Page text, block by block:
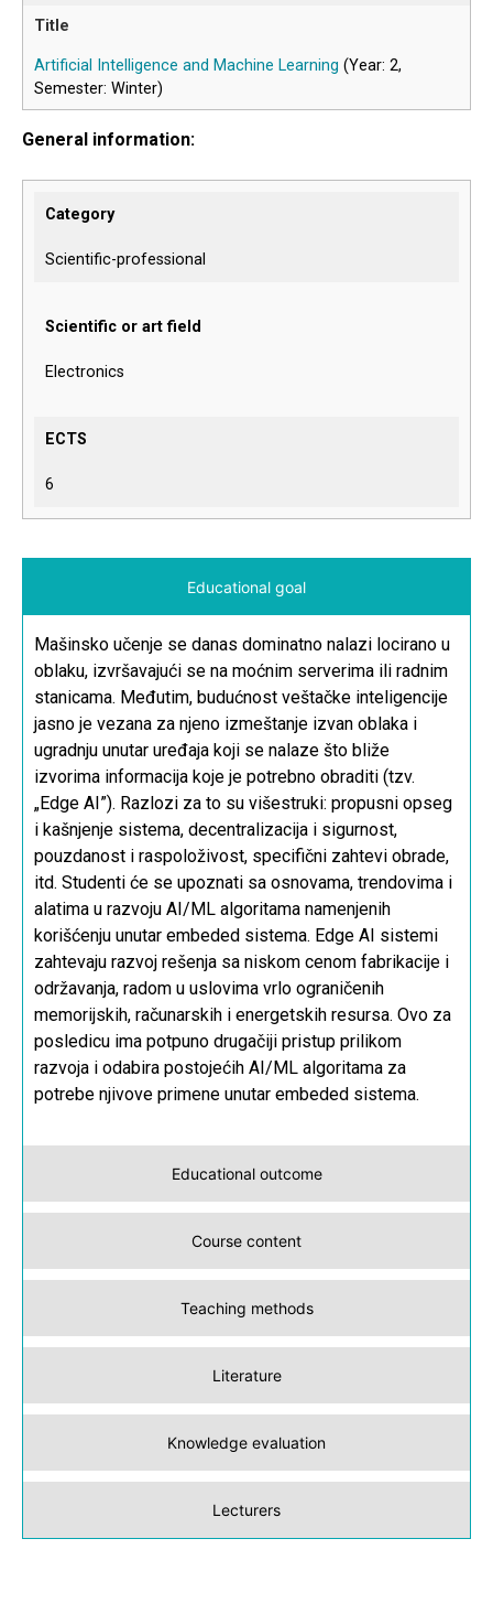
Artificial Intelligence and Machine Learning (Year: 2,
Semester: Winter)
General information:
Category
Scientific-professional
Scientific or art field
Electronics
ECTS
6
Educational goal
Educational outcome
Course content
Teaching methods
Literature
Knowledge evaluation
Lecturers
Mašinsko učenje se danas dominatno nalazi locirano u
oblaku, izvršavajući se na moćnim serverima ili radnim
stanicama. Međutim, budućnost veštačke inteligencije
jasno je vezana za njeno izmeštanje izvan oblaka i
ugradnju unutar uređaja koji se nalaze što bliže
izvorima informacija koje je potrebno obraditi (tzv.
„Edge AI”). Razlozi za to su višestruki: propusni opseg
i kašnjenje sistema, decentralizacija i sigurnost,
pouzdanost i raspoloživost, specifični zahtevi obrade,
itd. Studenti će se upoznati sa osnovama, trendovima i
alatima u razvoju AI/ML algoritama namenjenih
korišćenju unutar embeded sistema. Edge AI sistemi
zahtevaju razvoj rešenja sa niskom cenom fabrikacije i
održavanja, radom u uslovima vrlo ograničenih
memorijskih, računarskih i energetskih resursa. Ovo za
posledicu ima potpuno drugačiji pristup prilikom
razvoja i odabira postojećih AI/ML algoritama za
potrebe njivove primene unutar embeded sistema.